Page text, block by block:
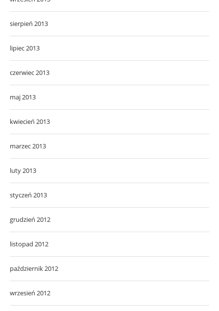
sierpień 2013
lipiec 2013
czerwiec 2013
maj 2013
kwiecień 2013
marzec 2013
luty 2013
styczeń 2013
grudzień 2012
listopad 2012
październik 2012
wrzesień 2012